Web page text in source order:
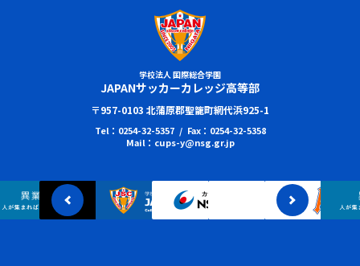
学校法人 国際総合学園
JAPANサッカーカレッジ高等部
〒957-0103 北蒲原郡聖籠町網代浜925-1
Tel：0254-32-5357 / Fax：0254-32-5358
Mail：cups-y@nsg.gr.jp